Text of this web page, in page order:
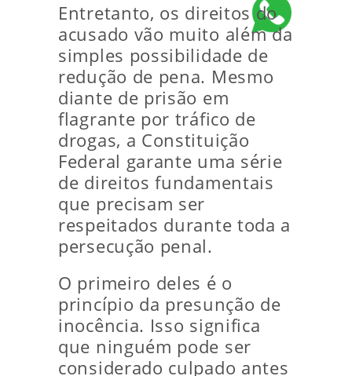
Entretanto, os direitos do
acusado vão muito além da
simples possibilidade de
redução de pena. Mesmo
diante de prisão em
flagrante por tráfico de
drogas, a Constituição
Federal garante uma série
de direitos fundamentais
que precisam ser
respeitados durante toda a
persecução penal.
O primeiro deles é o
princípio da presunção de
inocência. Isso significa
que ninguém pode ser
considerado culpado antes